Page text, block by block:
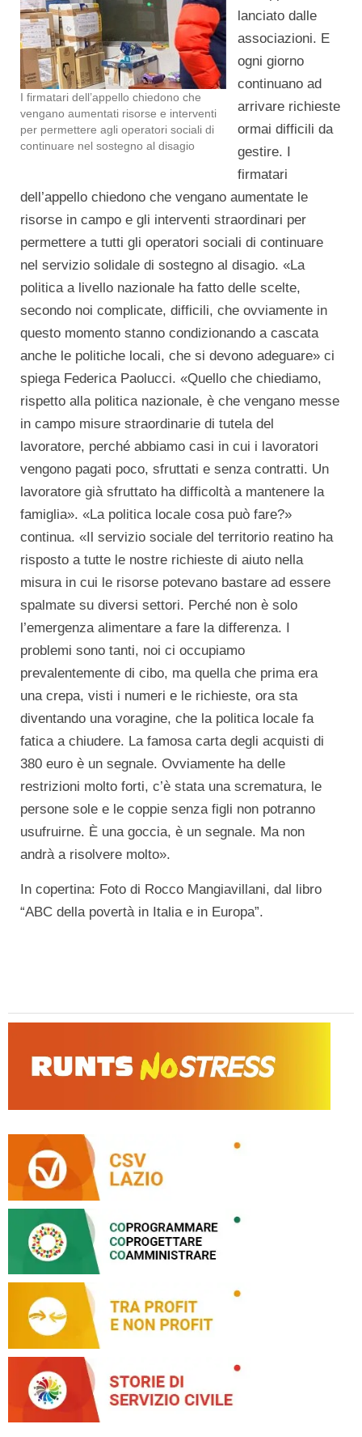
I firmatari dell’appello chiedono che
vengano aumentati risorse e interventi
per permettere agli operatori sociali di
continuare nel sostegno al disagio
lanciato dalle
associazioni. E
ogni giorno
continuano ad
arrivare richieste
ormai difficili da
gestire. I
firmatari
dell’appello chiedono che vengano aumentate le
risorse in campo e gli interventi straordinari per
permettere a tutti gli operatori sociali di continuare
nel servizio solidale di sostegno al disagio. «La
politica a livello nazionale ha fatto delle scelte,
secondo noi complicate, difficili, che ovviamente in
questo momento stanno condizionando a cascata
anche le politiche locali, che si devono adeguare» ci
spiega Federica Paolucci. «Quello che chiediamo,
rispetto alla politica nazionale, è che vengano messe
in campo misure straordinarie di tutela del
lavoratore, perché abbiamo casi in cui i lavoratori
vengono pagati poco, sfruttati e senza contratti. Un
lavoratore già sfruttato ha difficoltà a mantenere la
famiglia». «La politica locale cosa può fare?»
continua. «Il servizio sociale del territorio reatino ha
risposto a tutte le nostre richieste di aiuto nella
misura in cui le risorse potevano bastare ad essere
spalmate su diversi settori. Perché non è solo
l’emergenza alimentare a fare la differenza. I
problemi sono tanti, noi ci occupiamo
prevalentemente di cibo, ma quella che prima era
una crepa, visti i numeri e le richieste, ora sta
diventando una voragine, che la politica locale fa
fatica a chiudere. La famosa carta degli acquisti di
380 euro è un segnale. Ovviamente ha delle
restrizioni molto forti, c’è stata una scrematura, le
persone sole e le coppie senza figli non potranno
usufruirne. È una goccia, è un segnale. Ma non
andrà a risolvere molto».
In copertina: Foto di Rocco Mangiavillani, dal libro
“ABC della povertà in Italia e in Europa”.